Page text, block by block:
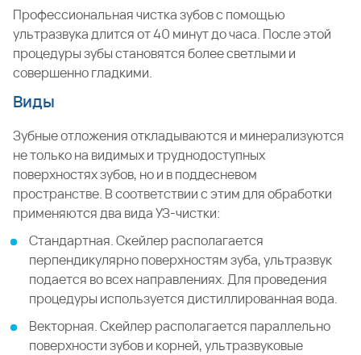
Профессиональная чистка зубов с помощью
ультразвука длится от 40 минут до часа. После этой
процедуры зубы становятся более светлыми и
совершенно гладкими.
Виды
Зубные отложения откладываются и минерализуются
не только на видимых и труднодоступных
поверхностях зубов, но и в поддесневом
пространстве. В соответствии с этим для обработки
применяются два вида УЗ-чистки:
Стандартная. Скейлер располагается
перпендикулярно поверхностям зуба, ультразвук
подается во всех направлениях. Для проведения
процедуры используется дистиллированная вода.
Векторная. Скейлер располагается параллельно
поверхности зубов и корней, ультразвуковые